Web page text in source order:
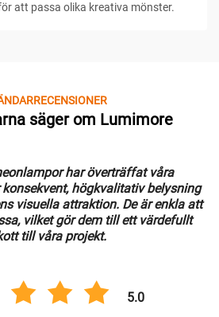
att passa olika kreativa mönster.
säger om Lumimore
har överträffat våra
högkvalitativ belysning
visuella attraktion. De är enkla att
vilket gör dem till ett värdefullt
till våra projekt.
5.0